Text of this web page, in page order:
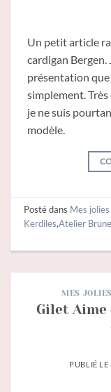
Un petit article
cardigan Bergen.
présentation que
simplement.
je ne suis
modèle.
Posté dans Mes
Kerdiles,Atelier
MES
Gilet Aime
PUBLIÉ LE